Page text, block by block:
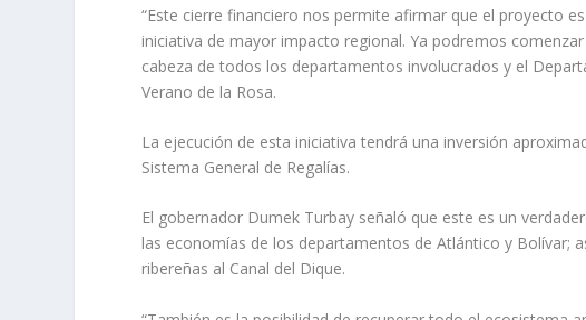
“Este cierre financiero nos permite afirmar que el proyecto
iniciativa de mayor impacto regional. Ya podremos
cabeza de todos los departamentos involucrados y el
Verano de la Rosa.
La ejecución de esta iniciativa tendrá una inversión
Sistema General de Regalías.
El gobernador Dumek Turbay señaló que este es un
las economías de los departamentos de Atlántico y Bolívar;
ribereñas al Canal del Dique.